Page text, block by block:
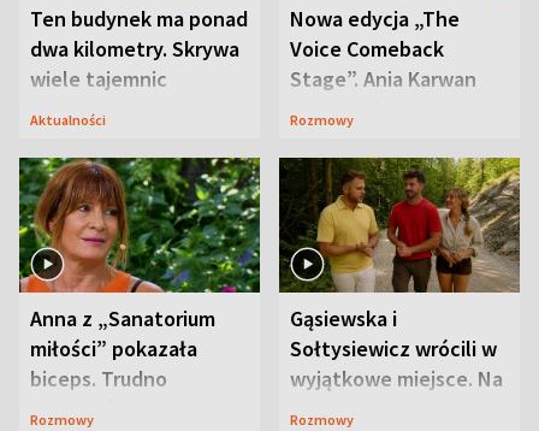
Ten budynek ma ponad
dwa kilometry. Skrywa
wiele tajemnic
Aktualności
Nowa edycja „The
Voice Comeback
Stage”. Ania Karwan
zapowiada
Rozmowy
Anna z „Sanatorium
miłości” pokazała
biceps. Trudno
uwierzyć, co przeszła
Rozmowy
Gąsiewska i
Sołtysiewicz wrócili w
wyjątkowe miejsce. Na
szlaku czekał
Rozmowy